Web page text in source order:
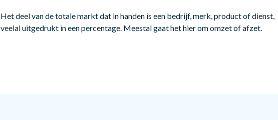
Het deel van de totale markt dat in handen is een bedrijf, merk, product of dienst,
veelal uitgedrukt in een percentage. Meestal gaat het hier om omzet of afzet.